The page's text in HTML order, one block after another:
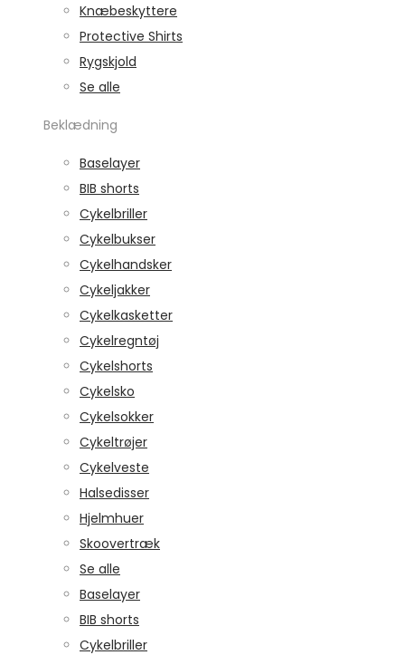
Knæbeskyttere
Protective Shirts
Rygskjold
Se alle
Beklædning
Baselayer
BIB shorts
Cykelbriller
Cykelbukser
Cykelhandsker
Cykeljakker
Cykelkasketter
Cykelregntøj
Cykelshorts
Cykelsko
Cykelsokker
Cykeltrøjer
Cykelveste
Halsedisser
Hjelmhuer
Skoovertræk
Se alle
Baselayer
BIB shorts
Cykelbriller